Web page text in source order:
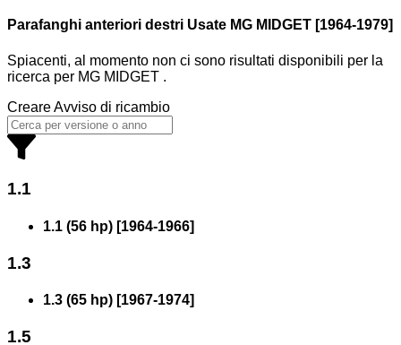
Parafanghi anteriori destri Usate MG MIDGET [1964-1979]
Spiacenti, al momento non ci sono risultati disponibili per la
ricerca per MG MIDGET .
Creare Avviso di ricambio
1.1
1.1 (56 hp) [1964-1966]
1.3
1.3 (65 hp) [1967-1974]
1.5